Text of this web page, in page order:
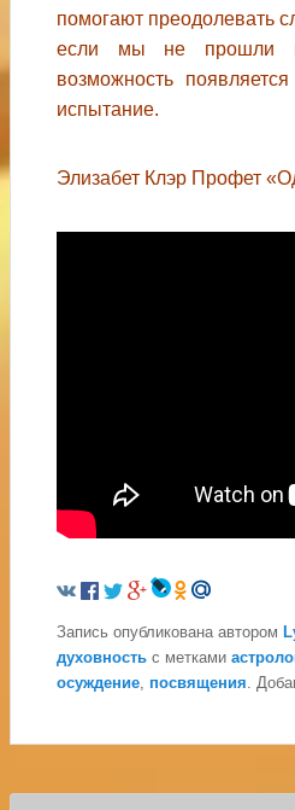
помогают преодолевать
если мы не прошли
возможность
испытание.
Элизабет Клэр Профет
Запись опубликована автором
духовность с метками
осуждение, посвящения.